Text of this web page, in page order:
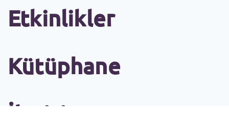
Etkinlikler
Kütüphane
İletişim